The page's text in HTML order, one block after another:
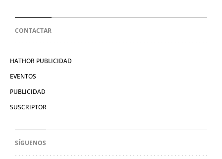
CONTACTAR
HATHOR PUBLICIDAD
EVENTOS
PUBLICIDAD
SUSCRIPTOR
SÍGUENOS